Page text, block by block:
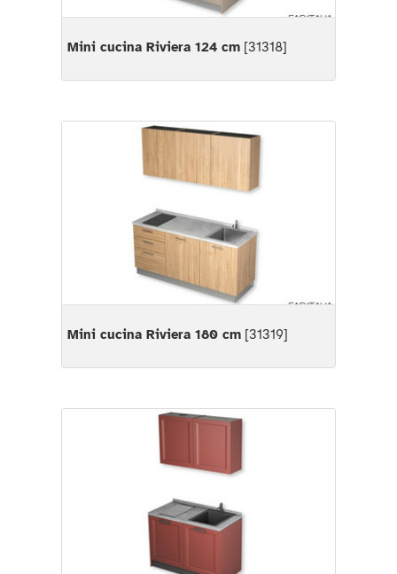
Mini cucina Riviera 124 cm [31318]
Mini cucina Riviera 180 cm [31319]